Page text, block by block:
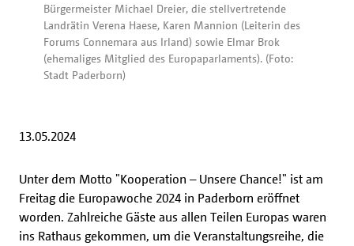
Bürgermeister Michael Dreier, die stellvertretende
Landrätin Verena Haese, Karen Mannion (Leiterin des
Forums Connemara aus Irland) sowie Elmar Brok
(ehemaliges Mitglied des Europaparlaments). (Foto:
Stadt Paderborn)
13.05.2024
Unter dem Motto "Kooperation – Unsere Chance!" ist am
Freitag die Europawoche 2024 in Paderborn eröffnet
worden. Zahlreiche Gäste aus allen Teilen Europas waren
ins Rathaus gekommen, um die Veranstaltungsreihe, die